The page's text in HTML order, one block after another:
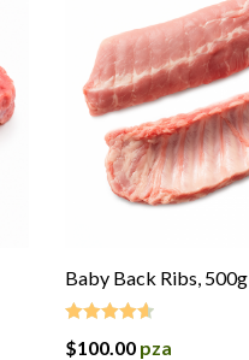
Baby Back Ribs, 500g
Valorado en
$100.00 pza